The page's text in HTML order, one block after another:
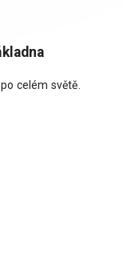
celém světě.